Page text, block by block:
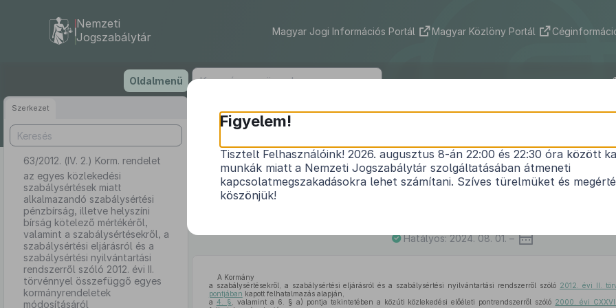
tartalomra
Nemzeti
Jogszabálytár
Magyar Jogi Információs Portál Magyar Közlöny Portál
Oldalmenü
Szerkezet
63/2012. (IV. 2.) Korm. rendelet
az egyes közlekedési
szabálysértések miatt
alkalmazandó szabálysértési
pénzbírság, illetve helyszíni
bírság kötelező mértékéről,
valamint a szabálysértésekről, a
szabálysértési eljárásról és a
szabálysértési nyilvántartási
rendszerről szóló 2012. évi II.
törvénnyel összefüggő egyes
kormányrendeletek
módosításáról
63/2012. (IV. 2.) Korm. rendelet
az egyes közlekedési szabálysértések miatt alkalmazandó
pénzbírság, illetve helyszíni bírság kötelező mértékéről,
szabálysértésekről, a szabálysértési eljárásról és a
rendszerről szóló
Hatályos: 2024. 08. 01. –
A Kormány
a szabálysértésekről, a szabálysértési eljárásról és a szabálysértési nyilvántartási rendszerről szóló 2012. évi II.
pontjában kapott felhatalmazás alapján,
a 4. § , valamint a 6. § a) pontja tekintetében a közúti közlekedési előéleti pontrendszerről szóló 2000. évi
Figyelem!
Tisztelt Felhasználóink! 2026. augusztus 8-án 22:00 és 22:30 óra között
munkák miatt a Nemzeti Jogszabálytár szolgáltatásában átmeneti
kapcsolatmegszakadásokra lehet számítani. Szíves türelmüket és
köszönjük!